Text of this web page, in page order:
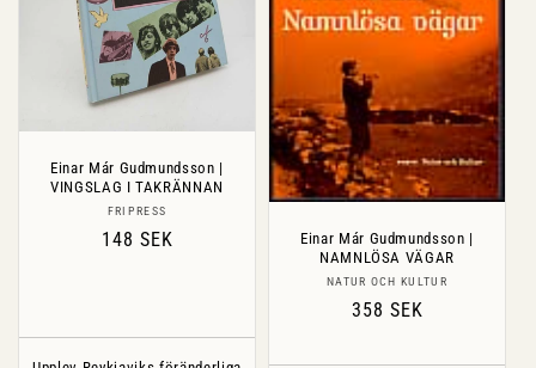
Einar Már Gudmundsson |
VINGSLAG I TAKRÄNNAN
Säljare:
FRIPRESS
Ordinarie
148 SEK
Einar Már Gudmundsson |
NAMNLÖSA VÄGAR
Säljare:
NATUR OCH KULTUR
Ordinarie
358 SEK